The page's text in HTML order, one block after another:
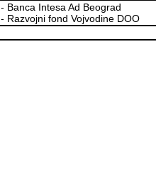
- Banca Intesa Ad Beograd
- Razvojni fond Vojvodine DOO